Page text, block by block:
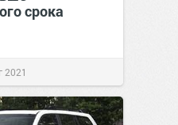
срока
2021